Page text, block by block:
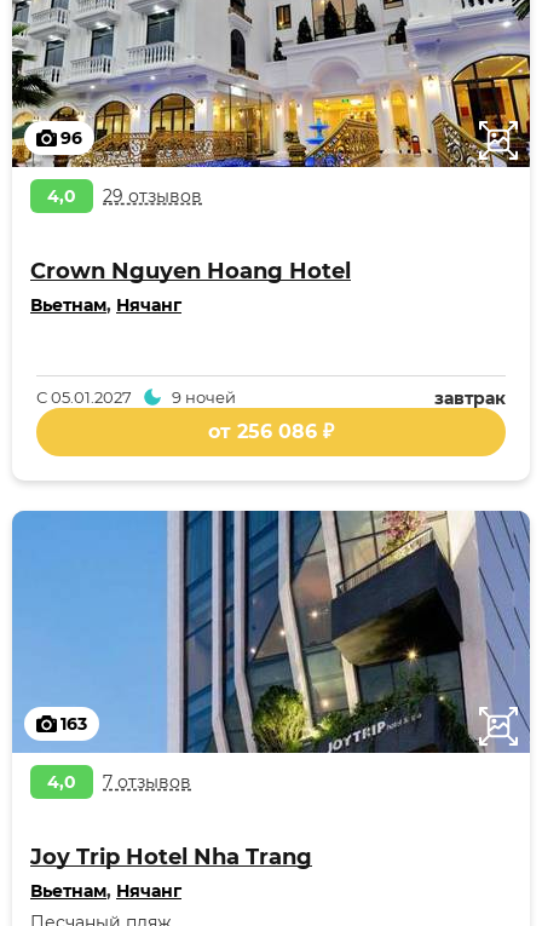
96
4,0 29 отзывов
Crown Nguyen Hoang Hotel
Вьетнам, Нячанг
завтрак
С05.01.2027 9 ночей
от 256 086 ₽
163
4,0 7 отзывов
Joy Trip Hotel Nha Trang
Вьетнам, Нячанг